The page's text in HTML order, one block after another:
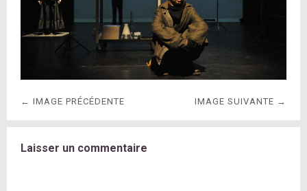
← IMAGE PRÉCÉDENTE IMAGE SUIVANTE →
Laisser un commentaire